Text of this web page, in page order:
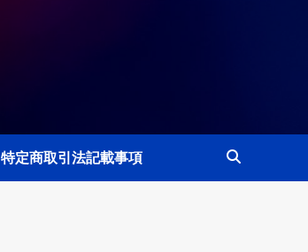
特定商取引法記載事項